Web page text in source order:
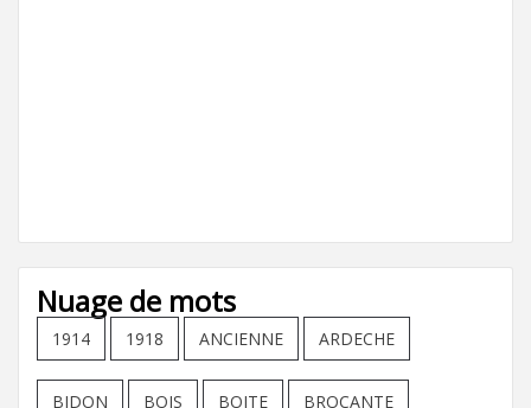
Nuage de mots
1914 1918 ANCIENNE ARDECHE
BIDON BOIS BOITE BROCANTE